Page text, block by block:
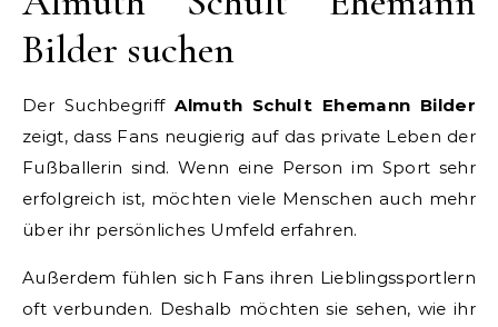
Bilder suchen
Der SuchbegriffAlmuth Schult Ehemann Bilder
zeigt, dass Fans neugierig auf das private Leben der
Fußballerin sind. Wenn eine Person im Sport sehr
erfolgreich ist, möchten viele Menschen auch mehr
über ihr persönliches Umfeld erfahren.
Außerdem fühlen sich Fans ihren Lieblingssportlern
oft verbunden. Deshalb möchten sie sehen, wie ihr